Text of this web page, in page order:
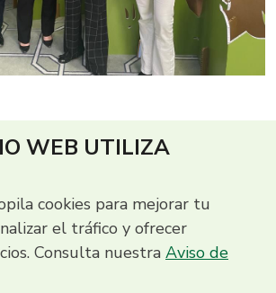
WEB UTILIZA
cookies para mejorar tu
el tráfico y ofrecer
Consulta nuestra Aviso de